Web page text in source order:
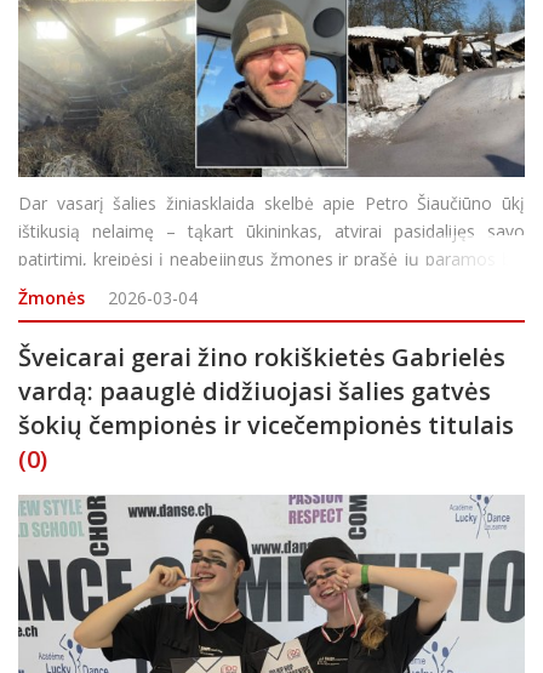
Dar vasarį šalies žiniasklaida skelbė apie Petro Šiaučiūno ūkį
ištikusią nelaimę – tąkart ūkininkas, atvirai pasidalijęs savo
patirtimi, kreipėsi į neabejingus žmones ir prašė jų paramos bei
pagalbos. Visgi, neseniai savo YouTube kanalo laidoje vyras
pranešė
Žmonės 2026-03-04
Šveicarai gerai žino rokiškietės Gabrielės
vardą: paauglė didžiuojasi šalies gatvės
šokių čempionės ir vicečempionės titulais
(0)